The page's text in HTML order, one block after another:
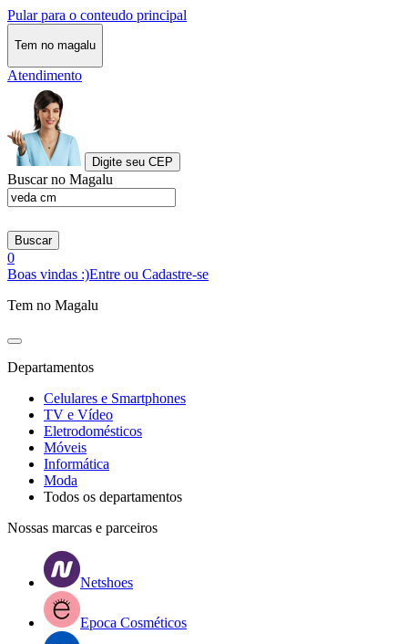
Pular para o conteudo principal
Tem no magalu
Atendimento
Digite seu CEP
Buscar no Magalu
Buscar
0
Boas vindas :)Entre ou Cadastre-se
Tem no Magalu
Departamentos
Celulares e Smartphones
TV e Vídeo
Eletrodomésticos
Móveis
Informática
Moda
Todos os departamentos
Nossas marcas e parceiros
Netshoes
Epoca Cosméticos